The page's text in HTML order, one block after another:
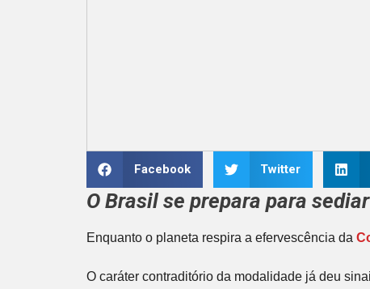
Facebook Twitter
O Brasil se prepara para
Enquanto o planeta respira a efervescência da
O caráter contraditório da modalidade já deu